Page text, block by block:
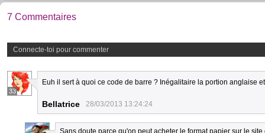
7 Commentaires
Connecte-toi pour commenter
33
Euh il sert à quoi ce code de barre ? Inégalitaire la portion anglaise
Bellatrice 28/03/2013 13:24:24
Sans doute parce qu'on peut acheter le format papier sur le site